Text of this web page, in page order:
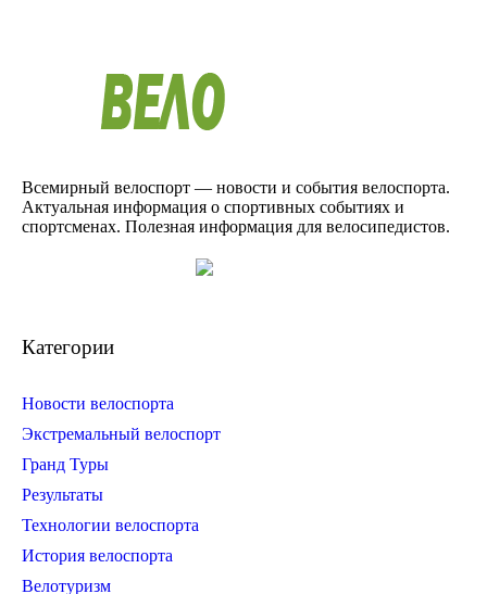
Всемирный велоспорт — новости и события велоспорта.
Актуальная информация о спортивных событиях и
спортсменах. Полезная информация для велосипедистов.
Категории
Новости велоспорта
Экстремальный велоспорт
Гранд Туры
Результаты
Технологии велоспорта
История велоспорта
Велотуризм